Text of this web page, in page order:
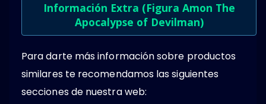
Información Extra (Figura Amon The
Apocalypse of Devilman)
Para darte más información sobre productos
similares te recomendamos las siguientes
secciones de nuestra web: